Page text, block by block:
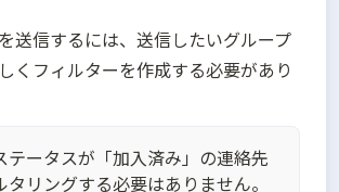
送信するには、送信したいグループ
くフィルターを作成する必要があり
テータスが「加入済み」の連絡先
タリングする必要はありません。